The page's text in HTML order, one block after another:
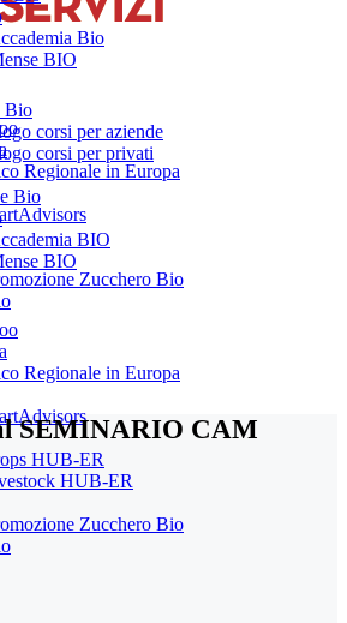
Bio
corsi per aziende
corsi per privati
Bio
BIO
BIO
Regionale in Europa
HUB-ER
HUB-ER
Zucchero Bio
Bio
BIO
Regionale in Europa
Zucchero Bio
SEMINARIO CAM